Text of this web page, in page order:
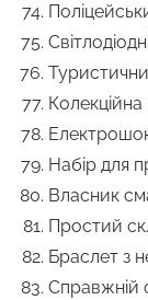
Колекційна
Набір для
Власник
Простий
Браслет з
Справжній